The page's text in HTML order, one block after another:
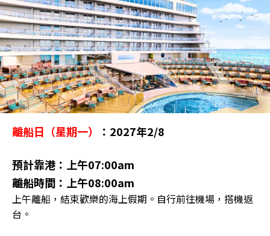
離船日（星期一） ：2027年2/8
預計靠港：上午07:00am
離船時間：上午08:00am
上午離船，結束歡樂的海上假期。自行前往機場，搭機返
台。